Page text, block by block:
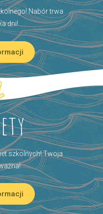
Nabór trwa
dni!
szkolnych! Twoja